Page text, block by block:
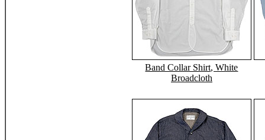
Band Collar Shirt, White
Broadcloth